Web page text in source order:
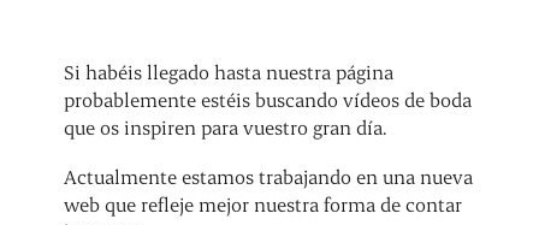
Si habéis llegado hasta nuestra página
probablemente estéis buscando vídeos de boda
que os inspiren para vuestro gran día.
Actualmente estamos trabajando en una nueva
web que refleje mejor nuestra forma de contar